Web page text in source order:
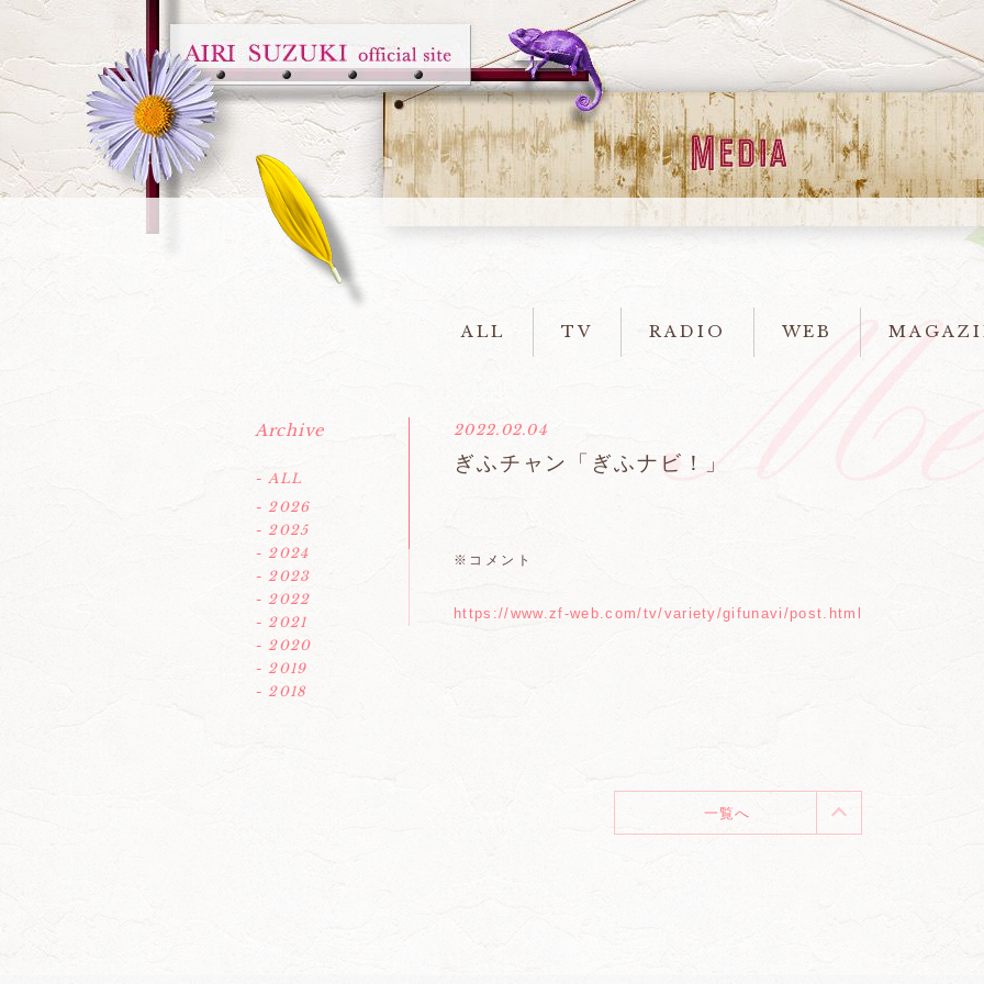
ALL TV RADIO WEB
2022.02.04
ぎふチャン「ぎふナビ！」
※コメント
https://www.zf-web.com/tv/variety/gifunavi/post.html
Archive
- ALL
- 2026
- 2025
- 2024
- 2023
- 2022
- 2021
- 2020
- 2019
- 2018
一覧へ